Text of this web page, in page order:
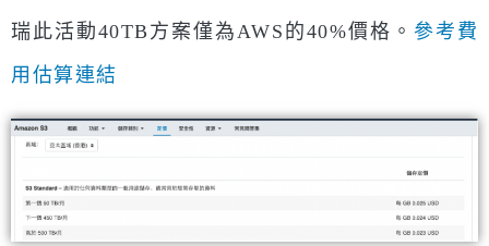
瑞此活動40TB方案僅為AWS的40%價格。 參考費
用估算連結